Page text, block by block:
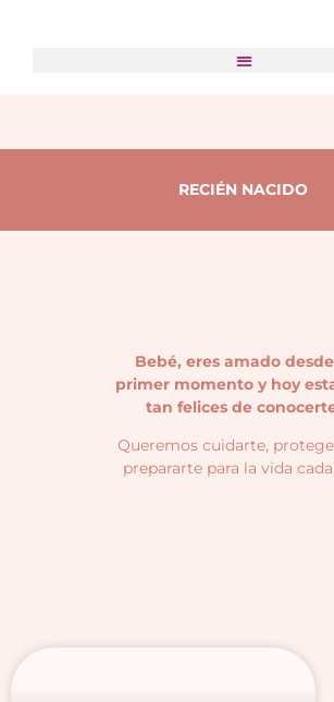
RECIÉN NACIDO
Bebé, eres amado
primer momento y hoy
tan felices de
Queremos cuidarte,
prepararte para la vida